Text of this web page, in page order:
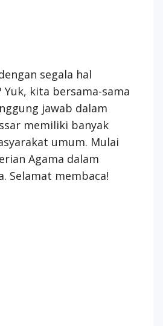
segala hal
kita bersama-sama
jawab dalam
memiliki banyak
umum. Mulai
Agama dalam
Selamat membaca!